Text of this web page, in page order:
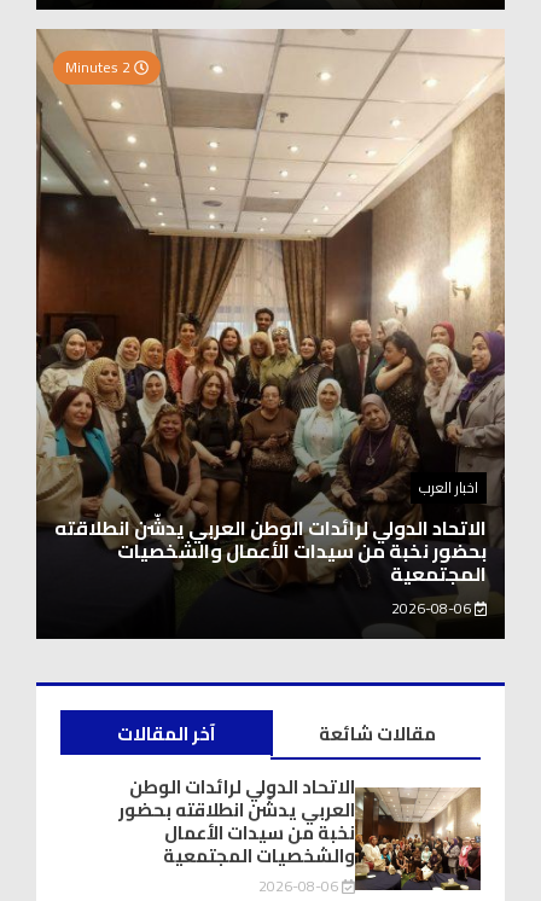
اخبار العرب
اغنيتين وطنيتين جميلتين للفنان المايسترو ابراهيم
بركات
2026-08-06
آخر المقالات
مقالات شائعة
الاتحاد الدولي لرائدات الوطن
العربي يدشّن انطلاقته بحضور
نخبة من سيدات الأعمال
والشخصيات المجتمعية
2026-08-06